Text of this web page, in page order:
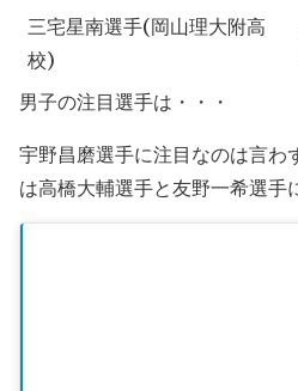
三宅星南選手(岡山理大附高
校)
男子の注目選手は・・・
宇野昌磨選手に注目なのは言わ
は高橋大輔選手と友野一希選手